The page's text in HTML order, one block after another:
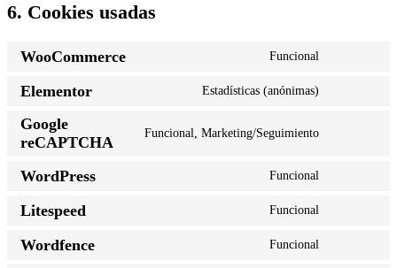
6. Cookies usadas
WooCommerce Funcional
Elementor Estadísticas (anónimas)
Google
reCAPTCHA
Funcional, Marketing/Seguimiento
WordPress Funcional
Litespeed Funcional
Wordfence Funcional